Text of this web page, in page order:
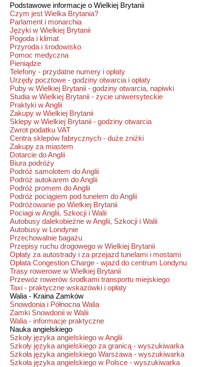
Podstawowe informacje o Wielkiej Brytanii
Czym jest Wielka Brytania?
Parlament i monarchia
Języki w Wielkiej Brytanii
Pogoda i klimat
Przyroda i środowisko
Pomoc medyczna
Pieniądze
Telefony - przydatne numery i opłaty
Urzędy pocztowe - godziny otwarcia i opłaty
Puby w Wielkiej Brytanii - godziny otwarcia, napiwki
Studia w Wielkiej Brytanii - życie uniwersyteckie
Praktyki w Anglii
Zakupy w Wielkiej Brytanii
Sklepy w Wielkiej Brytanii - godziny otwarcia
Zwrot podatku VAT
Centra sklepów fabrycznych - duże zniżki
Zakupy za miastem
Dotarcie do Anglii
Biura podróży
Podróż samolotem do Anglii
Podróż autokarem do Anglii
Podróż promem do Anglii
Podróż pociągiem pod tunelem do Anglii
Podróżowanie po Wielkiej Brytanii
Pociagi w Anglii, Szkocji i Walii
Autobusy dalekobieżne w Anglii, Szkocji i Walii
Autobusy w Londynie
Przechowalnie bagażu
Przepisy ruchu drogowego w Wielkiej Brytanii
Opłaty za autostrady i za przejazd tunelami i mostami
Opłata Congestion Charge - wjazd do centrum Londynu
Trasy rowerowe w Wielkiej Brytanii
Przewóz rowerów środkami transportu miejskiego
Taxi - praktyczne wskazówki i opłaty
Walia - Kraina Zamków
Snowdonia i Północna Walia
Zamki Snowdonii w Walii
Walia - informacje praktyczne
Nauka angielskiego
Szkoły języka angielskiego w Anglii
Szkoły języka angielskiego za granicą - wyszukiwarka
Szkoła języka angielskiego Warszawa - wyszukiwarka
Szkoła języka angielskiego w Polsce - wyszukiwarka